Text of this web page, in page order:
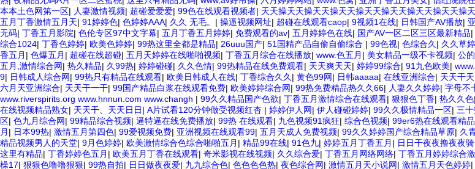
本本土色网第一区| 人妻激情视频| 超碰爱爱爱| 99色在线观看视频者| 天天操天天操天天操天天操天天操天天操天天操天天操
五月丁香激情五月天| 91婷婷色| 色婷婷AAA| 久久 无毛。 | 操逼视频网址| 超碰在线观看caop| 9视频1在线| 日韩国产AV播放|
无码| 丁香五月影院| 色伦专区97中文字幕| 五月丁香五月婷婷| 免费观看的av| 五月婷婷色在线| 国产AV一区二区三区最新精品|
综合1024| 丁香色婷婷| 欧美色婷婷| 99热这里全都是精品| 26uuu国产| 51国精产品自偷自偷综合 | 99色视| 色综合久 | 久久草
香五月 | 色爆五月 | 超碰在线超碰| 五月天婷婷在线啪啪视频| 丁香五月综合在线播放| www.色五月 | 美女精品一级不卡视频| 公
五月,激情综合网| 热久精品| 久99热| 婷婷碰碰| 久久色情| 99热精品在线免费观看| 天天爽天天| 婷婷99综合| 91九色欧美|
9| 日韩成人综合网| 99热只有精品在线观看| 欧美日韩成人在线| 丁香综合久久 | 黄色99网| 日韩aaaaa| 在线亚洲综合| 天天干
六月天亚洲综合| 天天干一干| 99国产精品白浆在线观看免费| 欧美婷婷综合网| 99热免费精品热久久66| 人妻久久婷婷| 字母不
www.riverspirits.org www.hnnun.com www.changh | 99久久精品国产色欲| 丁香五月激情综合在线观看| 狠狠色丁香| 热久久色|
在线视频精品熟女| 天天干、天天日日| A片试看120分钟做受视频红杏 | 婷婷伊人网| 伊人碰碰婷婷| 99久久极情精品一区| 三
区| 色九月综合网| 99精品综合视频| 逼特逼在线免费播放| 99热 在线观看| 九色视频91疯狂| 综合色视频| 99er6热在线观看精
月 | 日本99热| 激情五月第四色| 99爱视频免费| 亚洲视频在线观看99| 五月天成人免费视频| 99久久婷婷国产综合精品草原| 久
精品视频男人的天堂| 9月色婷婷| 欧美激情综合色综合啪啪五月 | 精品99在线| 91色九| 婷婷五月丁香五月 | 日日干夜夜撸夜夜骑
这里有精品| 丁香婷婷色五月 | 欧美五月丁香在线观看| 奇米影视在线视频| 久久综合爱| 丁香五月网络网络| 丁香五月婷婷综合
橾17| 狠狠色噜噜狠狠| 99热自拍| 日日做夜夜爱| 九九综合色| 色色色色热| 夜色综合网| 激情五月天小说网| 激情五月天色婷婷|